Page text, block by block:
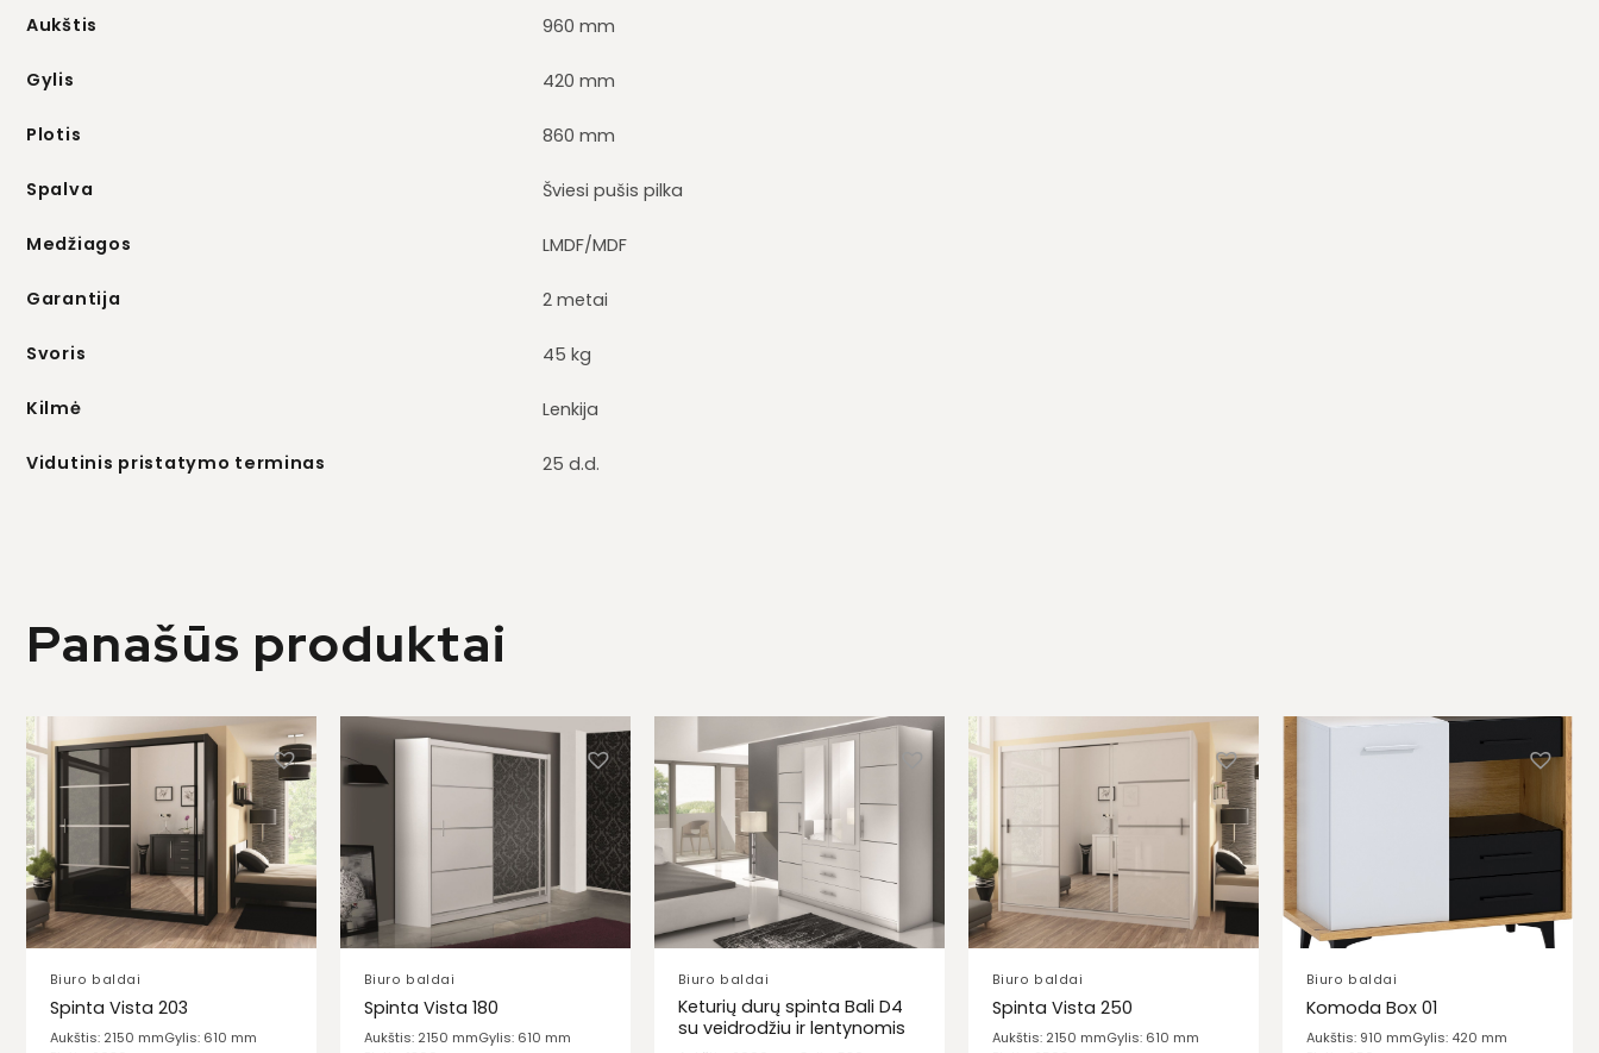
Aukštis 960 mm
Gylis 420 mm
Plotis 860 mm
Spalva Šviesi pušis pilka
Medžiagos LMDF/MDF
Garantija 2 metai
Svoris 45 kg
Kilmė Lenkija
Vidutinis pristatymo terminas 25 d.d.
Panašūs produktai
Biuro baldai
Spinta Vista 203
Aukštis: 2150 mmGylis: 610 mm
Biuro baldai
Spinta Vista 180
Aukštis: 2150 mmGylis: 610 mm
Biuro baldai
Keturių durų spinta Bali D4
su veidrodžiu ir lentynomis
Biuro baldai
Spinta Vista 250
Aukštis: 2150 mmGylis: 610 mm
Biuro baldai
Komoda Box 01
Aukštis: 910 mmGylis: 420 mm